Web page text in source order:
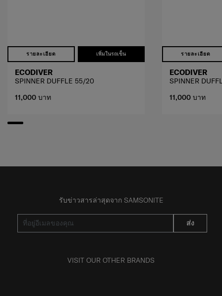
รายละเอียด เพิ่มในรถเข็น
ECODIVER
SPINNER DUFFLE 55/20
11,000 บาท
รายละเอียด
ECODIVER
SPINNER
11,000 บาท
รับข่าวสารล่าสุดจาก SAMSONITE
ส่ง
VISIT OUR OTHER BRANDS